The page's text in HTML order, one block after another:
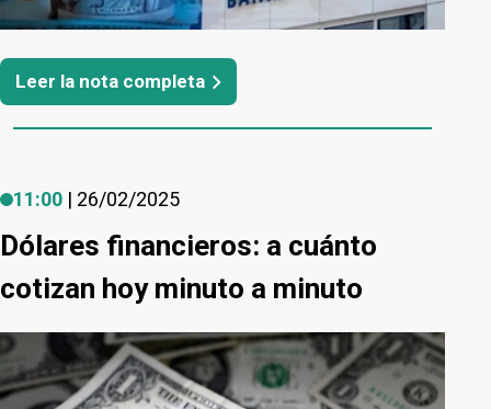
Leer la nota completa
11:00 | 26/02/2025
Dólares financieros: a cuánto
cotizan hoy minuto a minuto